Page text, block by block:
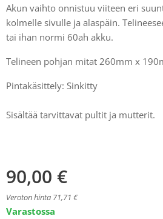
Akun vaihto onnistuu viiteen eri
kolmelle sivulle ja alaspäin.
tai ihan normi 60ah akku.
Telineen pohjan mitat 260mm x
Pintakäsittely: Sinkitty
Sisältää tarvittavat pultit ja mutterit.
90,00 €
Veroton hinta 71,71 €
Varastossa